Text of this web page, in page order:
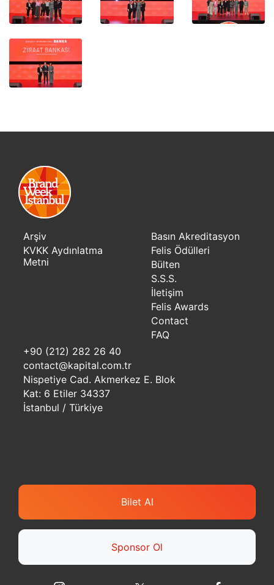
Arşiv
KVKK Aydınlatma
Metni
Basın Akreditasyon
Felis Ödülleri
Bülten
S.S.S.
İletişim
Felis Awards
Contact
FAQ
+90 (212) 282 26 40
contact@kapital.com.tr
Nispetiye Cad. Akmerkez E. Blok
Kat: 6 Etiler 34337
İstanbul / Türkiye
Bilet Al
Sponsor Ol